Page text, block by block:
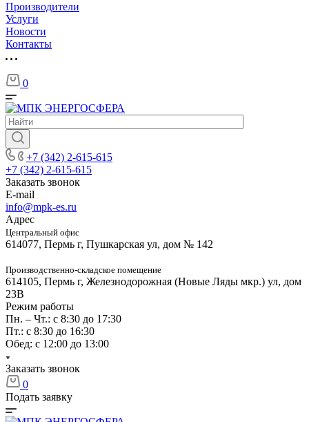
Производители
Услуги
Новости
Контакты
0
+7 (342) 2-615-615
+7 (342) 2-615-615
Заказать звонок
E-mail
info@mpk-es.ru
Адрес
Центральный офис
614077, Пермь г, Пушкарская ул, дом № 142
Производственно-складское помещение
614105, Пермь г, Железнодорожная (Новые Ляды мкр.) ул, дом
23В
Режим работы
Пн. – Чт.: с 8:30 до 17:30
Пт.: с 8:30 до 16:30
Обед: с 12:00 до 13:00
Заказать звонок
0
Подать заявку